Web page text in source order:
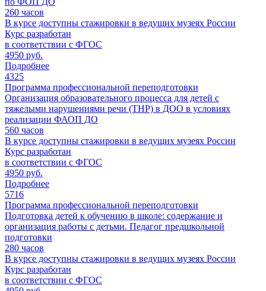
260 часов
В курсе доступны стажировки в ведущих музеях России
Курс разработан
в соответствии с ФГОС
4950 руб.
Подробнее
4325
Программа профессиональной переподготовки
Организация образовательного процесса для детей с
тяжелыми нарушениями речи (ТНР) в ДОО в условиях
реализации ФАОП ДО
560 часов
В курсе доступны стажировки в ведущих музеях России
Курс разработан
в соответствии с ФГОС
4950 руб.
Подробнее
5716
Программа профессиональной переподготовки
Подготовка детей к обучению в школе: содержание и
организация работы с детьми. Педагог предшкольной
подготовки
280 часов
В курсе доступны стажировки в ведущих музеях России
Курс разработан
в соответствии с ФГОС